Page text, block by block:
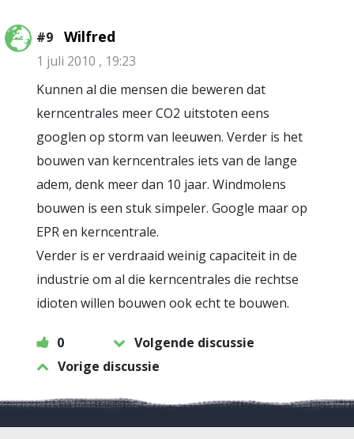
#9 Wilfred
1 juli 2010 , 19:23
Kunnen al die mensen die beweren dat
kerncentrales meer CO2 uitstoten eens
googlen op storm van leeuwen. Verder is het
bouwen van kerncentrales iets van de lange
adem, denk meer dan 10 jaar. Windmolens
bouwen is een stuk simpeler. Google maar op
EPR en kerncentrale.
Verder is er verdraaid weinig capaciteit in de
industrie om al die kerncentrales die rechtse
idioten willen bouwen ook echt te bouwen.
0
Volgende discussie
Vorige discussie